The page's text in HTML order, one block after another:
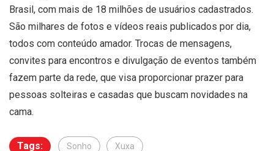
Brasil, com mais de 18 milhões de usuários cadastrados.
São milhares de fotos e vídeos reais publicados por dia,
todos com conteúdo amador. Trocas de mensagens,
convites para encontros e divulgação de eventos também
fazem parte da rede, que visa proporcionar prazer para
pessoas solteiras e casadas que buscam novidades na
cama.
Tags: Sonho Xuxa